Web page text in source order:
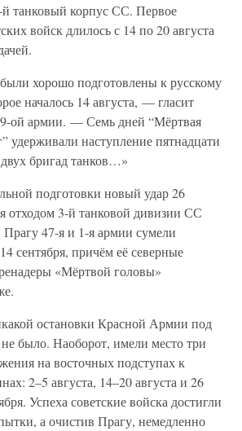
й танковый корпус СС. Первое
войск длилось с 14 по 20 августа
хорошо подготовлены к русскому
началось 14 августа, — гласит
ой армии. — Семь дней “Мёртвая
удерживали наступление пятнадцати
бригад танков…»
подготовки новый удар 26
отходом 3-й танковой дивизии СС
Прагу 47-я и 1-я армии сумели
сентября, причём её северные
«Мёртвой головы»
остановки Красной Армии под
было. Наоборот, имели место три
на восточных подступах к
2–5 августа, 14–20 августа и 26
Успеха советские войска достигли
а очистив Прагу, немедленно